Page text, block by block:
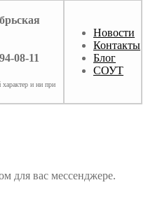
08-11
и ни при
Новости
Контакты
Блог
СОУТ
для вас мессенджере.